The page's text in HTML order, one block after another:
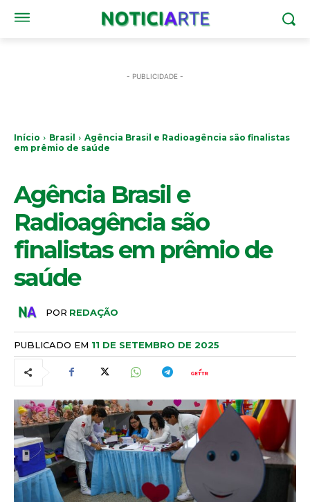
- PUBLICIDADE -
Início Brasil
Agência Brasil e Radioagência são finalistas
em prêmio de saúde
Agência Brasil e
Radioagência são
finalistas em prêmio de
saúde
POR REDAÇÃO
PUBLICADO EM 11 DE SETEMBRO DE 2025